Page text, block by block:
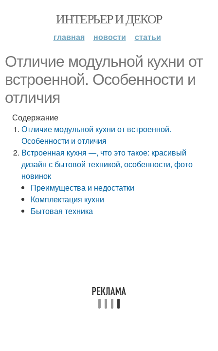
ИНТЕРЬЕР И ДЕКОР
главная новости статьи
Отличие модульной кухни от
встроенной. Особенности и
отличия
Содержание
Отличие модульной кухни от встроенной.
Особенности и отличия
Встроенная кухня —, что это такое: красивый
дизайн с бытовой техникой, особенности, фото
новинок
Преимущества и недостатки
Комплектация кухни
Бытовая техника